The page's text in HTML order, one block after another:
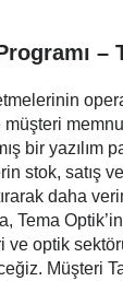
–
müşteri
bir yazılım
stok, satış
daha
Tema
optik
Müşteri